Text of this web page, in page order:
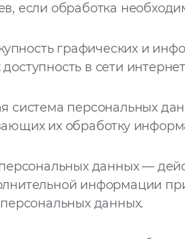
если обработка
графических и
в сети
система персональных
их обработку
данных —
информации
данных.